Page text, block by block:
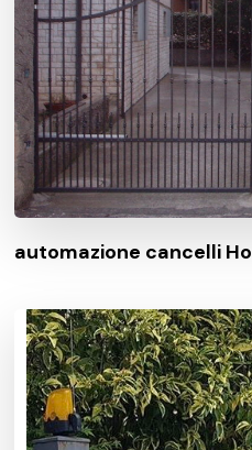
automazione cancelli